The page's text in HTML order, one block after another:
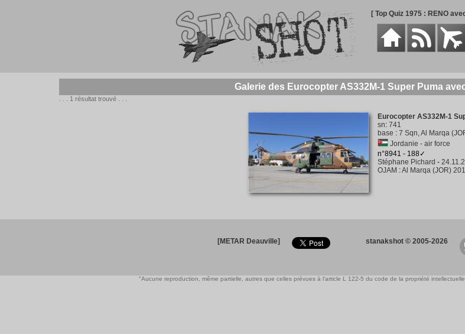
[ Top Quiz 1975 : RENO
Galerie des Eurocopter AS332M-1 Super Puma
. . . 1 résultat trouvé . . .
Eurocopter AS332M-1
sn: 741
base : 7 Sqn, Al Marqa
Jordanie - air force
n°8941 - 188✓
Stéphane Pichard -
OJAM :Al Marqa (JOR)
[METAR Deauville] stanakshot © 2005-2026
"Aucune reproduction, même partielle, autres que celles prévues à l'article L 122-5 du code de la propriété